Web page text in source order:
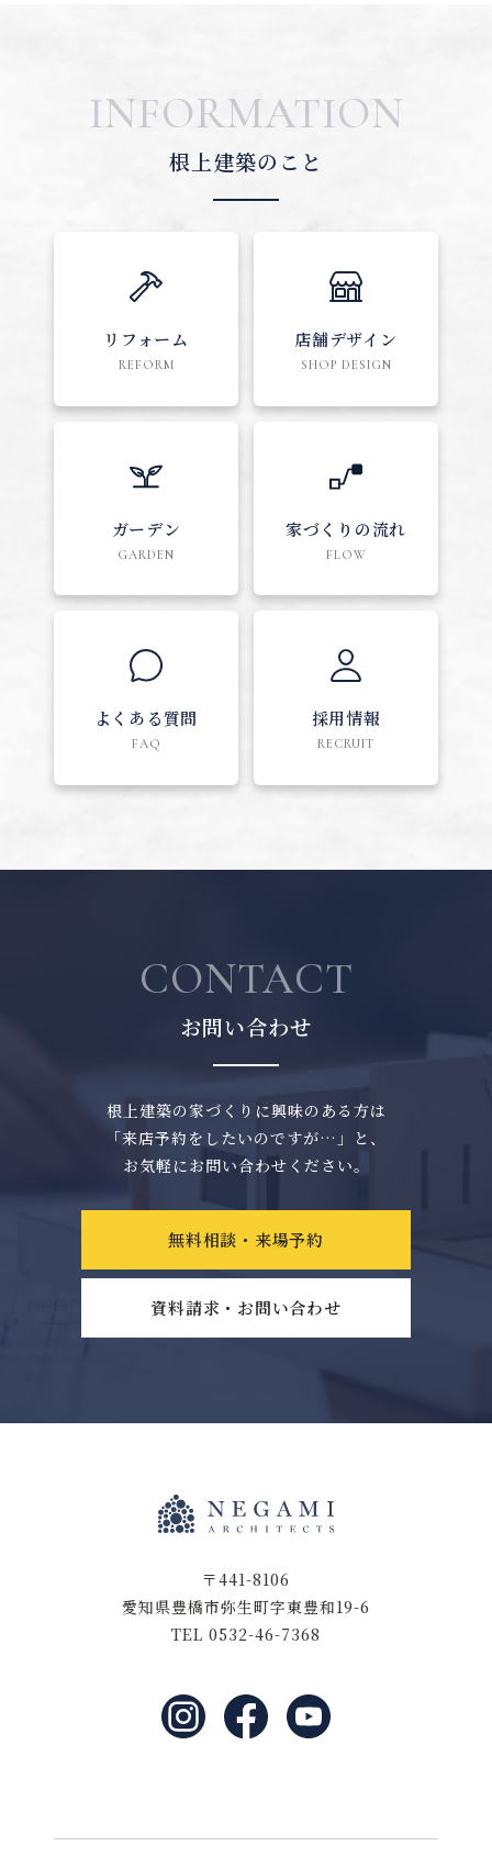
INFORMATION
根上建築のこと
リフォーム
REFORM
店舗デザイン
SHOP DESIGN
ガーデン
GARDEN
家づくりの流れ
FLOW
よくある質問
FAQ
採用情報
RECRUIT
CONTACT
お問い合わせ
根上建築の家づくりに興味のある方は
「来店予約をしたいのですが…」と、
お気軽にお問い合わせください。
無料相談・来場予約
資料請求・お問い合わせ
〒441-8106
愛知県豊橋市弥生町字東豊和19-6
TEL 0532-46-7368